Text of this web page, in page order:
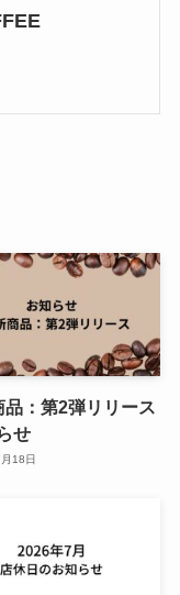
品：第2弾リリース
せ
18日